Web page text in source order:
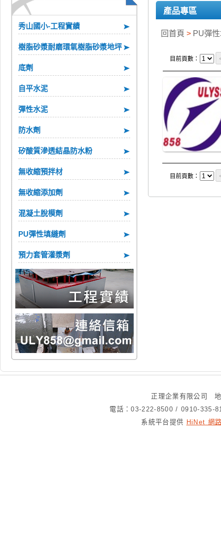
秀山國小-工程實績
樹脂砂漿耐磨環氧樹脂砂漿地坪
底劑
自平水泥
彈性水泥
防水劑
矽酸質滲透結晶防水粉
無收縮預拌材
無收縮添加劑
混凝土脫模劑
PU彈性填縫劑
預力套管灌漿劑
產品專區
回首頁 > PU彈
目前頁數：
目前頁數：
正理企業有限公司
電話：03-222-8500 / 0910-
系統平台提供 HiNet 網